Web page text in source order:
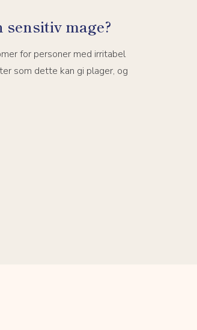
mage?
for personer med irritabel
som dette kan gi plager, og